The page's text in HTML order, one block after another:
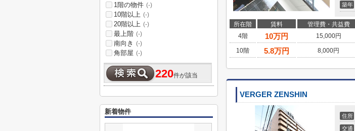
築年
所在階 賃料 管理費・共益費
4階
10万円 15,000円
10階
5.8万円 8,000円
VERGER ZENSHIN
住所
交通
1階の物件 (-)
10階以上 (-)
20階以上 (-)
最上階 (-)
南向き (-)
角部屋 (-)
220件が該当
新着物件